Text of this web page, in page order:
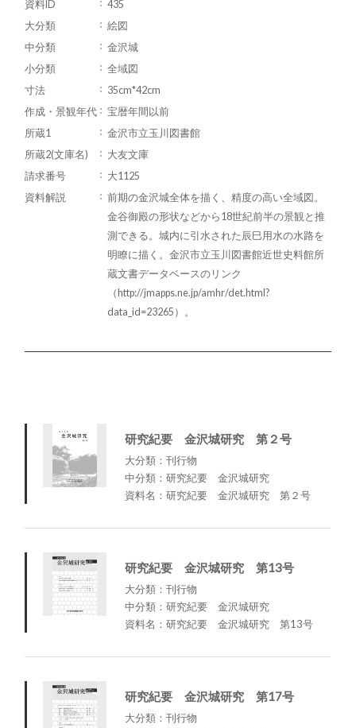
資料ID
435
大分類
絵図
中分類
金沢城
小分類
全域図
寸法
35cm*42cm
作成・景観年代
宝暦年間以前
所蔵1
金沢市立玉川図書館
所蔵2(文庫名)
大友文庫
請求番号
大1125
資料解説
前期の金沢城全体を描く、精度の高い全域図。
金谷御殿の形状などから18世紀前半の景観と推
測できる。城内に引水された辰巳用水の水路を
明瞭に描く。金沢市立玉川図書館近世史料館所
蔵文書データベースのリンク
（http://jmapps.ne.jp/amhr/det.html?
data_id=23265）。
研究紀要 金沢城研究 第２号
大分類：刊行物
中分類：研究紀要 金沢城研究
資料名：研究紀要 金沢城研究 第２号
研究紀要 金沢城研究 第13号
大分類：刊行物
中分類：研究紀要 金沢城研究
資料名：研究紀要 金沢城研究 第13号
研究紀要 金沢城研究 第17号
大分類：刊行物